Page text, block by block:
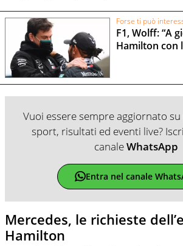
Forse ti può
F1, Wolff: “A
Hamilton con
Vuoi essere sempre aggiornato
sport, risultati ed eventi live?
canaleWhatsApp
Entra nel canale
Mercedes, le richieste
Hamilton